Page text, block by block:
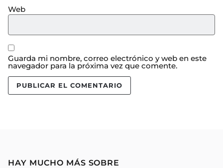
Web
Guarda mi nombre, correo electrónico y web en este
navegador para la próxima vez que comente.
HAY MUCHO MÁS SOBRE